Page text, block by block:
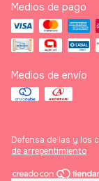
Medios de pago
Medios de envío
Defensa de las y los
de arrepentimiento